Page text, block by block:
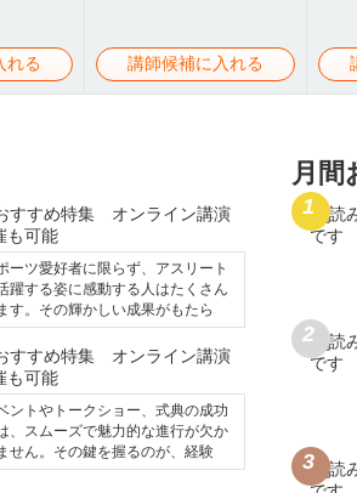
れる 講師候補に入れる
ーツ愛好者に限らず、アスリート
躍する姿に感動する人はたくさん
す。その輝かしい成果がもたら
ントやトークショー、式典の成功
、スムーズで魅力的な進行が欠か
せん。その鍵を握るのが、経験
月間